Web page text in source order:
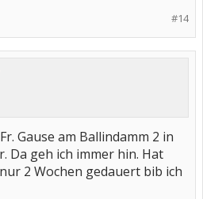
#14
Gause am Ballindamm 2 in
Da geh ich immer hin. Hat
2 Wochen gedauert bib ich